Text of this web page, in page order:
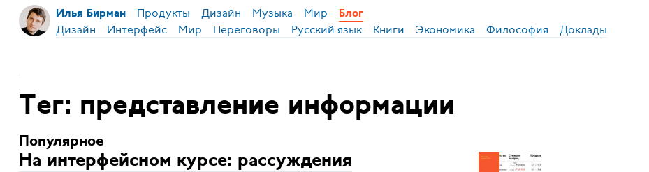
Илья Бирман Продукты Дизайн Музыка Мир Блог
Дизайн Интерфейс Мир Переговоры Русский язык Книги Экономика Философия Доклады
Тег: представление информации
Популярное
На интерфейсном курсе: рассуждения